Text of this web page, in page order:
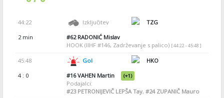
44:22 Izključitev
TZG
2 min
#62RADONIĆ Mislav
HOOK (IIHF #146, Zadrževanje s palico) [ 44:22 - 45:48 ]
45:48 Gol
HKO
4 : 0
#16VAHEN Martin (+1)
Podajalci:
#23PETRONIJEVIČ LEPŠA Tay, #24ZUPANIČ Mauro